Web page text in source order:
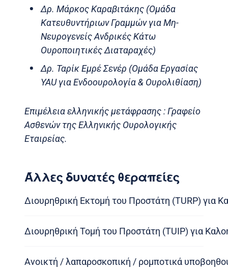
Δρ. Μάρκος Καραβιτάκης (Ομάδα
Κατευθυντήριων Γραμμών για Μη-
Νευρογενείς Ανδρικές Κάτω
Ουροποιητικές Διαταραχές)
Δρ. Ταρίκ Εμρέ Σενέρ (Ομάδα Εργασίας
YAU για Ενδοουρολογία & Ουρολιθίαση)
Επιμέλεια ελληνικής μετάφρασης : Γραφείο
Ασθενών της Ελληνικής Ουρολογικής
Εταιρείας.
Άλλες δυνατές θεραπείες
Διουρηθρική Εκτομή του Προστάτη (TURP) για
Διουρηθρική Τομή του Προστάτη (TUIP) για
Ανοικτή / λαπαροσκοπική / ρομποτικά